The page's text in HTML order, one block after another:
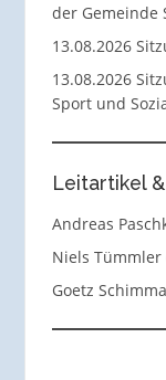
der Gemeinde
13.08.2026
13.08.2026
Sport und
Leitartikel
Andreas
Niels Tümmler
Goetz